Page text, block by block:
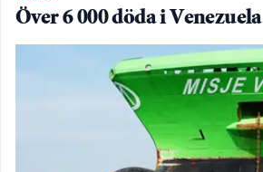
Över 6 000 döda i Venezuela